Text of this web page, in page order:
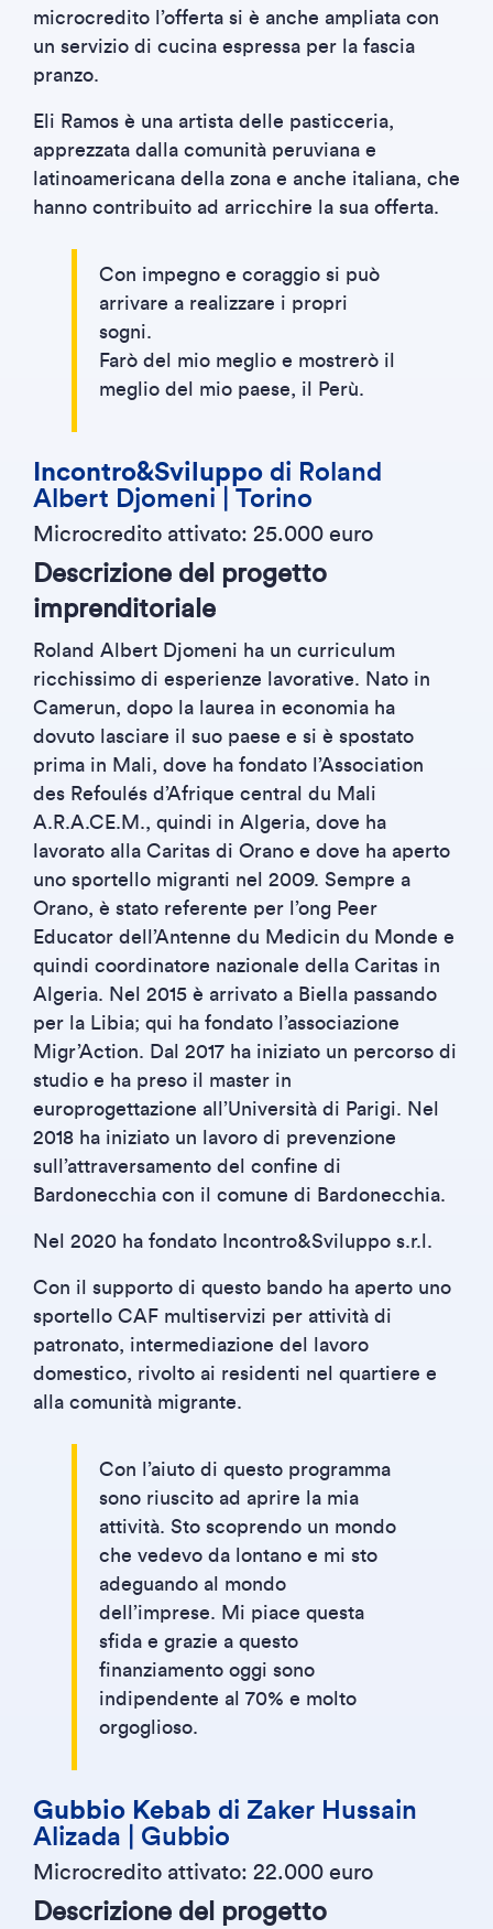
microcredito l’offerta si è anche ampliata con
un servizio di cucina espressa per la fascia
pranzo.
Eli Ramos è una artista delle pasticceria,
apprezzata dalla comunità peruviana e
latinoamericana della zona e anche italiana, che
hanno contribuito ad arricchire la sua offerta.
Con impegno e coraggio si può
arrivare a realizzare i propri
sogni.
Farò del mio meglio e mostrerò il
meglio del mio paese, il Perù.
Incontro&Sviluppo di Roland
Albert Djomeni | Torino
Microcredito attivato: 25.000 euro
Descrizione del progetto
imprenditoriale
Roland Albert Djomeni ha un curriculum
ricchissimo di esperienze lavorative. Nato in
Camerun, dopo la laurea in economia ha
dovuto lasciare il suo paese e si è spostato
prima in Mali, dove ha fondato l’Association
des Refoulés d’Afrique central du Mali
A.R.A.CE.M., quindi in Algeria, dove ha
lavorato alla Caritas di Orano e dove ha aperto
uno sportello migranti nel 2009. Sempre a
Orano, è stato referente per l’ong Peer
Educator dell’Antenne du Medicin du Monde e
quindi coordinatore nazionale della Caritas in
Algeria. Nel 2015 è arrivato a Biella passando
per la Libia; qui ha fondato l’associazione
Migr’Action. Dal 2017 ha iniziato un percorso di
studio e ha preso il master in
europrogettazione all’Università di Parigi. Nel
2018 ha iniziato un lavoro di prevenzione
sull’attraversamento del confine di
Bardonecchia con il comune di Bardonecchia.
Nel 2020 ha fondato Incontro&Sviluppo s.r.l.
Con il supporto di questo bando ha aperto uno
sportello CAF multiservizi per attività di
patronato, intermediazione del lavoro
domestico, rivolto ai residenti nel quartiere e
alla comunità migrante.
Con l’aiuto di questo programma
sono riuscito ad aprire la mia
attività. Sto scoprendo un mondo
che vedevo da lontano e mi sto
adeguando al mondo
dell’imprese. Mi piace questa
sfida e grazie a questo
finanziamento oggi sono
indipendente al 70% e molto
orgoglioso.
Gubbio Kebab di Zaker Hussain
Alizada | Gubbio
Microcredito attivato: 22.000 euro
Descrizione del progetto